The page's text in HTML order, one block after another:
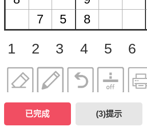
1 2 3 4 5 6
已完成 (3)提示